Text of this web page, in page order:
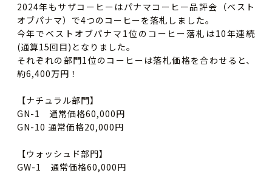
2024年もサザコーヒーはパナマコーヒー品評会（ベスト
オブパナマ）で4つのコーヒーを落札しました。
今年でベストオブパナマ1位のコーヒー落札は10年連続
(通算15回目)となりました。
それぞれの部門1位のコーヒーは落札価格を合わせると、
約6,400万円！
【ナチュラル部門】
GN-1 通常価格60,000円
GN-10 通常価格20,000円
【ウォッシュド部門】
GW-1 通常価格60,000円